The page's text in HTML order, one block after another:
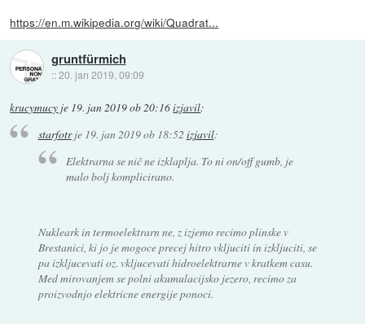
https://en.m.wikipedia.org/wiki/Quadrat...
gruntfürmich
::20. jan 2019, 09:09
krucymucy je 19. jan 2019 ob 20:16izjavil:
starfotrje 19. jan 2019 ob 18:52 izjavil:
Elektrarna se nič ne izklaplja. To ni on/off gumb, je
malo bolj komplicirano.
Nukleark in termoelektrarn ne, z izjemo recimo plinske v
Brestanici, ki jo je mogoce precej hitro vkljuciti in izkljuciti, se
pa izkljucevati oz. vkljucevati hidroelektrarne v kratkem casu.
Med mirovanjem se polni akumulacijsko jezero, recimo za
proizvodnjo elektricne energije ponoci.